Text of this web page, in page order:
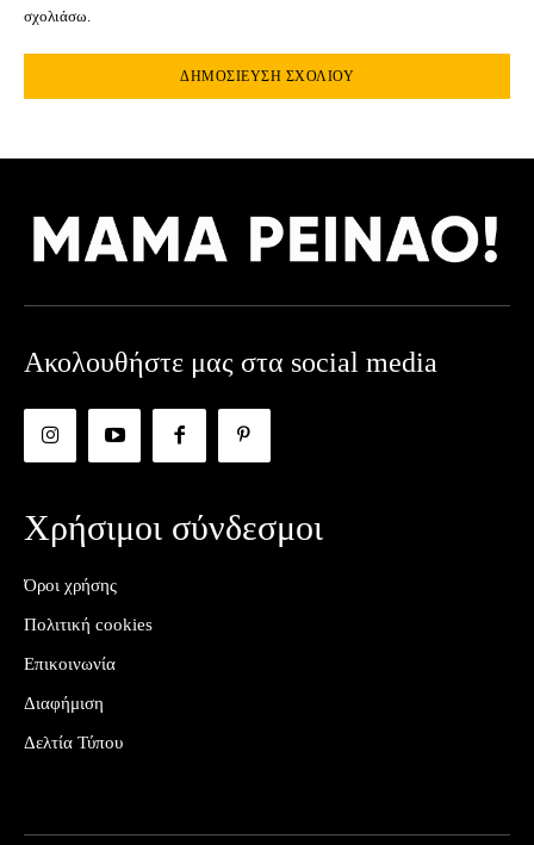
σχολιάσω.
Ακολουθήστε μας στα social media
Χρήσιμοι σύνδεσμοι
Όροι χρήσης
Πολιτική cookies
Επικοινωνία
Διαφήμιση
Δελτία Τύπου